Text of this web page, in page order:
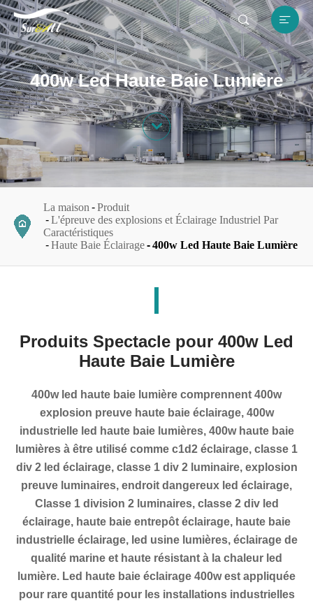
EN  
400w Led Haute Baie Lumière

La maison
Produit
L'épreuve des explosions et Éclairage Industriel Par
Caractéristiques
Haute Baie Éclairage
400w Led Haute Baie Lumière
Produits Spectacle pour 400w Led
Haute Baie Lumière
400w led haute baie lumière comprennent 400w
explosion preuve haute baie éclairage, 400w
industrielle led haute baie lumières, 400w haute baie
lumières à être utilisé comme c1d2 éclairage, classe 1
div 2 led éclairage, classe 1 div 2 luminaire, explosion
preuve luminaires, endroit dangereux led éclairage,
Classe 1 division 2 luminaires, classe 2 div led
éclairage, haute baie entrepôt éclairage, haute baie
industrielle éclairage, led usine lumières, éclairage de
qualité marine et haute résistant à la chaleur led
lumière. Led haute baie éclairage 400w est appliquée
pour rare quantité pour les installations industrielles